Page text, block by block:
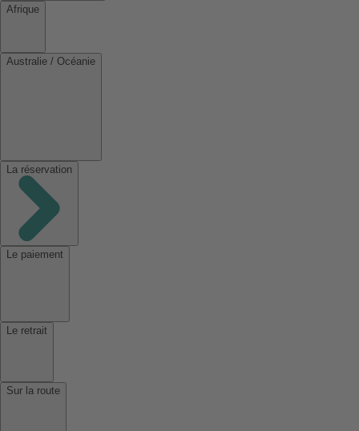
Afrique
Australie / Océanie
La réservation
Le paiement
Le retrait
Sur la route